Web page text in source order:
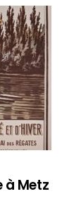
à Metz